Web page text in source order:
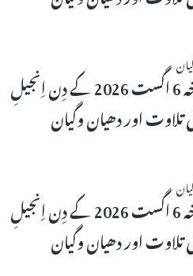
آج مورخہ 6 اگست 2026 کے دِن اِنجیلِ
اور دھیان وگیان
آج مورخہ 6 اگست 2026 کے دِن اِنجیلِ
اور دھیان وگیان